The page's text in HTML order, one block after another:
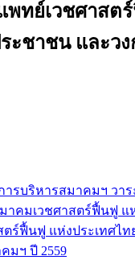
พทย์เวชศาส
ะชาชน และว
รบริหารสมาคมฯ วาร
คมเวชศาสตร์ฟื้นฟู แ
ร์ฟื้นฟู แห่งประเทศไท
มฯ ปี 2559